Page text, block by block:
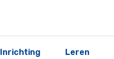
Inrichting Leren